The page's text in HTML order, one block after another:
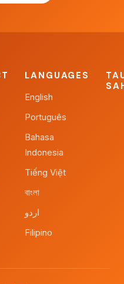
LANGUAGES
English
Português
Bahasa
Indonesia
Tiếng Việt
বাংলা
اردو
Filipino